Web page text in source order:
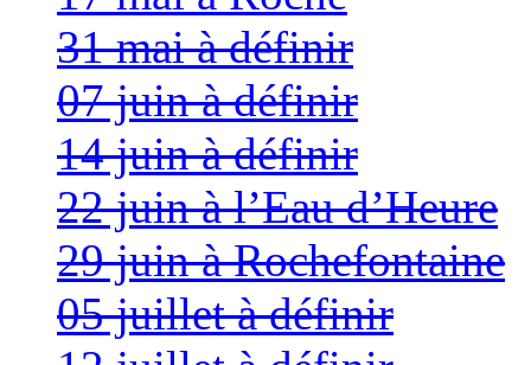
31 mai à définir
07 juin à définir
14 juin à définir
22 juin à l’Eau d’Heure
29 juin à Rochefontaine
05 juillet à définir